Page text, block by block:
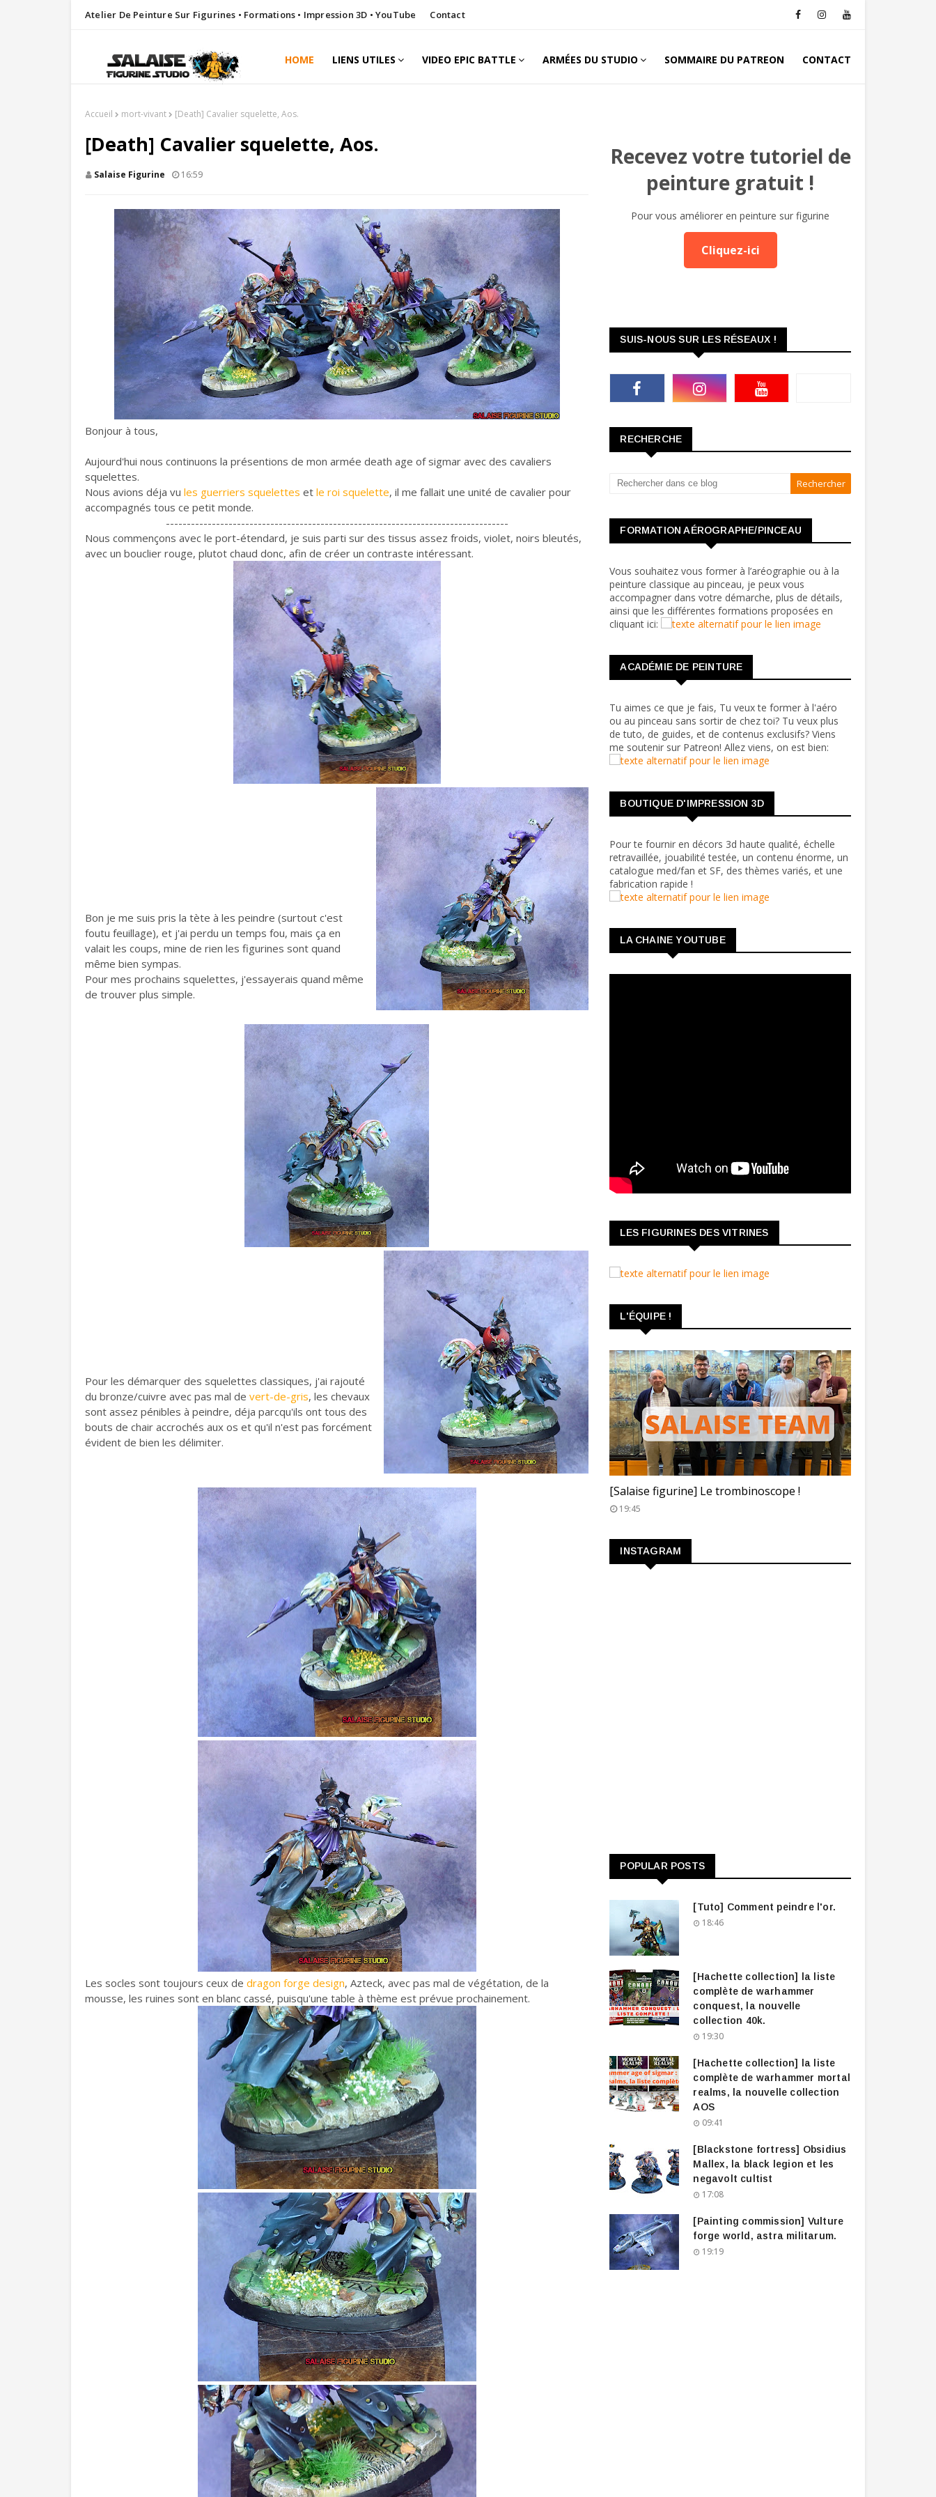
Atelier De Peinture Sur Figurines • Formations • Impression 3D • YouTube Contact
HOME LIENS UTILES VIDEO EPIC BATTLE ARMÉES DU STUDIO SOMMAIRE DU PATREON CONTACT
Accueil mort-vivant [Death] Cavalier squelette, Aos.
[Death] Cavalier squelette, Aos.
Salaise Figurine 16:59
Bonjour à tous,
Aujourd'hui nous continuons la présentions de mon armée death age of sigmar avec des cavaliers
squelettes.
Nous avions déja vu les guerriers squelettes et le roi squelette, il me fallait une unité de cavalier pour
accompagnés tous ce petit monde.
----------------------------------------------------------------------------------
Nous commençons avec le port-étendard, je suis parti sur des tissus assez froids, violet, noirs bleutés,
avec un bouclier rouge, plutot chaud donc, afin de créer un contraste intéressant.
Bon je me suis pris la tète à les peindre (surtout c'est
foutu feuillage), et j'ai perdu un temps fou, mais ça en
valait les coups, mine de rien les figurines sont quand
même bien sympas.
Pour mes prochains squelettes, j'essayerais quand même
de trouver plus simple.
Pour les démarquer des squelettes classiques, j'ai rajouté
du bronze/cuivre avec pas mal de vert-de-gris, les chevaux
sont assez pénibles à peindre, déja parcqu'ils ont tous des
bouts de chair accrochés aux os et qu'il n'est pas forcément
évident de bien les délimiter.
Les socles sont toujours ceux de dragon forge design, Azteck, avec pas mal de végétation, de la
mousse, les ruines sont en blanc cassé, puisqu'une table à thème est prévue prochainement.
Recevez votre tutoriel de
peinture gratuit !
Pour vous améliorer en peinture sur figurine
Cliquez-ici
SUIS-NOUS SUR LES RÉSEAUX !
RECHERCHE
FORMATION AÉROGRAPHE/PINCEAU
Vous souhaitez vous former à l’aréographie ou à la
peinture classique au pinceau, je peux vous
accompagner dans votre démarche, plus de détails,
ainsi que les différentes formations proposées en
cliquant ici:
ACADÉMIE DE PEINTURE
Tu aimes ce que je fais, Tu veux te former à l'aéro
ou au pinceau sans sortir de chez toi? Tu veux plus
de tuto, de guides, et de contenus exclusifs? Viens
me soutenir sur Patreon! Allez viens, on est bien:
BOUTIQUE D'IMPRESSION 3D
Pour te fournir en décors 3d haute qualité, échelle
retravaillée, jouabilité testée, un contenu énorme, un
catalogue med/fan et SF, des thèmes variés, et une
fabrication rapide !
LA CHAINE YOUTUBE
LES FIGURINES DES VITRINES
L'ÉQUIPE !
[Salaise figurine] Le trombinoscope !
19:45
INSTAGRAM
POPULAR POSTS
[Tuto] Comment peindre l'or.
18:46
[Hachette collection] la liste
complète de warhammer
conquest, la nouvelle
collection 40k.
19:30
[Hachette collection] la liste
complète de warhammer mortal
realms, la nouvelle collection
AOS
09:41
[Blackstone fortress] Obsidius
Mallex, la black legion et les
negavolt cultist
17:08
[Painting commission] Vulture
forge world, astra militarum.
19:19